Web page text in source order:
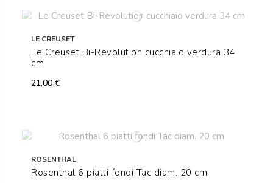
LE CREUSET
Le Creuset Bi-Revolution cucchiaio verdura 34
cm
21,00 €
ROSENTHAL
Rosenthal 6 piatti fondi Tac diam. 20 cm